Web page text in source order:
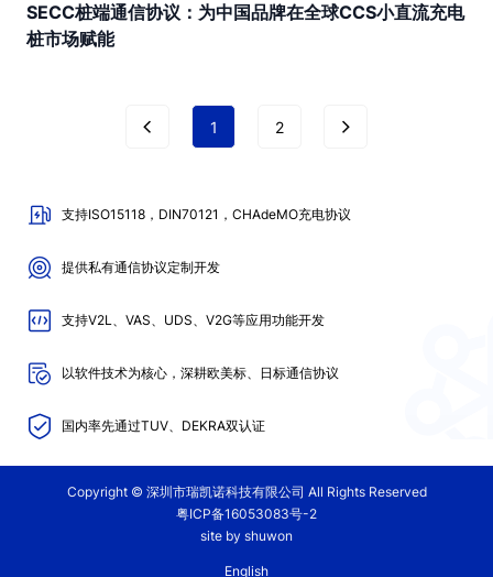
SECC桩端通信协议：为中国品牌在全球CCS小直流充电
桩市场赋能
 1 2 
支持ISO15118，DIN70121，CHAdeMO充电协议
提供私有通信协议定制开发
支持V2L、VAS、UDS、V2G等应用功能开发
以软件技术为核心，深耕欧美标、日标通信协议
国内率先通过TUV、DEKRA双认证
Copyright © 深圳市瑞凯诺科技有限公司 All Rights Reserved
粤ICP备16053083号-2
site by shuwon
English